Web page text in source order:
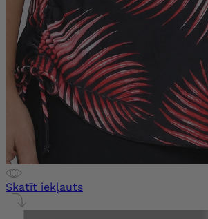
Skatīt iekļauts